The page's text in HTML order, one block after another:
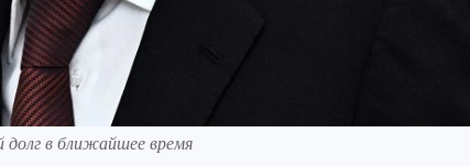
долг в ближайшее время